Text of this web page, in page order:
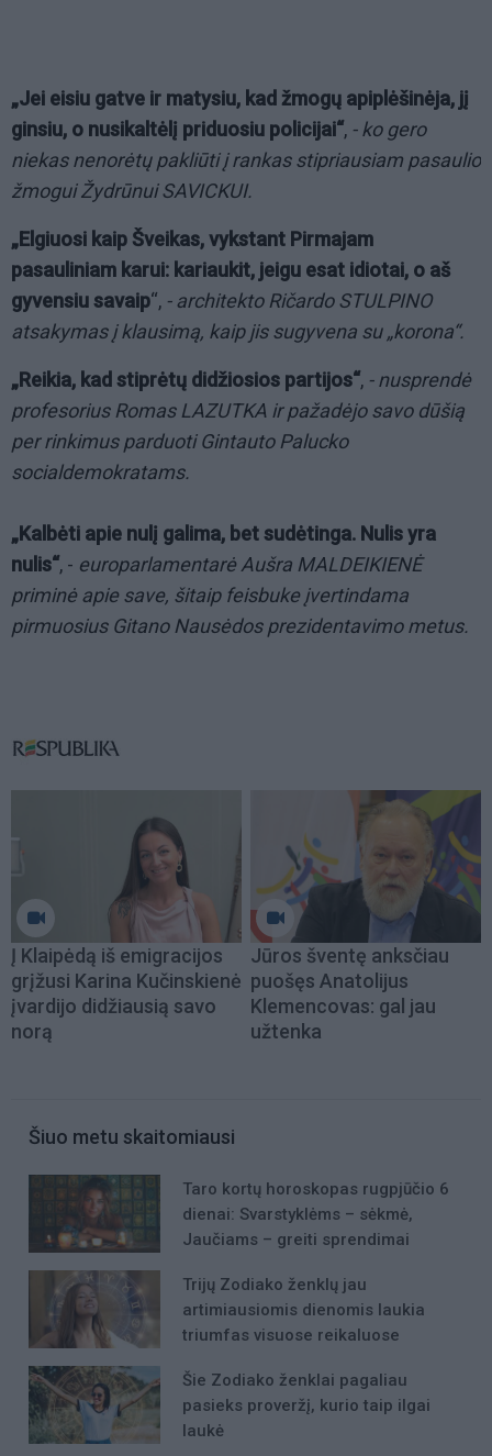
„Jei eisiu gatve ir matysiu, kad žmogų apiplėšinėja, jį
ginsiu, o nusikaltėlį priduosiu policijai“, - ko gero
niekas nenorėtų pakliūti į rankas stipriausiam pasaulio
žmogui Žydrūnui SAVICKUI.
„Elgiuosi kaip Šveikas, vykstant Pirmajam
pasauliniam karui: kariaukit, jeigu esat idiotai, o aš
gyvensiu savaip“, - architekto Ričardo STULPINO
atsakymas į klausimą, kaip jis sugyvena su „korona“.
„Reikia, kad stiprėtų didžiosios partijos“, - nusprendė
profesorius Romas LAZUTKA ir pažadėjo savo dūšią
per rinkimus parduoti Gintauto Palucko
socialdemokratams.
„Kalbėti apie nulį galima, bet sudėtinga. Nulis yra
nulis“, - europarlamentarė Aušra MALDEIKIENĖ
priminė apie save, šitaip feisbuke įvertindama
pirmuosius Gitano Nausėdos prezidentavimo metus.
Į Klaipėdą iš emigracijos
grįžusi Karina Kučinskienė
įvardijo didžiausią savo
norą
Jūros šventę anksčiau
puošęs Anatolijus
Klemencovas: gal jau
užtenka
Šiuo metu skaitomiausi
Taro kortų horoskopas rugpjūčio 6
dienai: Svarstyklėms – sėkmė,
Jaučiams – greiti sprendimai
Trijų Zodiako ženklų jau
artimiausiomis dienomis laukia
triumfas visuose reikaluose
Šie Zodiako ženklai pagaliau
pasieks proveržį, kurio taip ilgai
laukė